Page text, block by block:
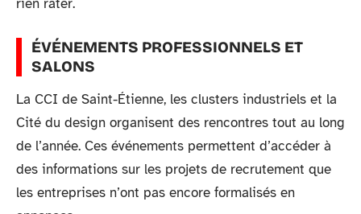
rien rater.
ÉVÉNEMENTS PROFESSIONNELS ET
SALONS
La CCI de Saint-Étienne, les clusters industriels et la
Cité du design organisent des rencontres tout au long
de l’année. Ces événements permettent d’accéder à
des informations sur les projets de recrutement que
les entreprises n’ont pas encore formalisés en